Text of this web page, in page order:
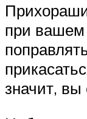
при вашем
значит, вы